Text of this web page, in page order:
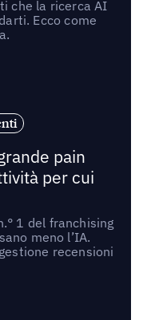
che la ricerca AI
Ecco come
pain
per cui
1 del franchising
meno l’IA.
recensioni